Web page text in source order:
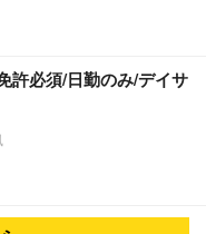
許必須/日勤のみ/デイサ